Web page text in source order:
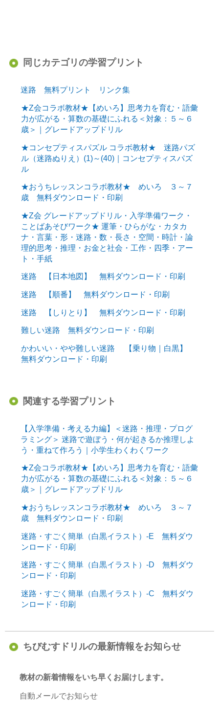
同じカテゴリの学習プリント
迷路 無料プリント リンク集
★Z会コラボ教材★【めいろ】思考力を育む・語彙
力が広がる・算数の基礎にふれる＜対象：５～６
歳＞｜グレードアップドリル
★コンセプティスパズル コラボ教材★ 迷路パズ
ル（迷路ぬりえ）(1)～(40)｜コンセプティスパズ
ル
★おうちレッスンコラボ教材★ めいろ ３～７
歳 無料ダウンロード・印刷
★Z会 グレードアップドリル・入学準備ワーク・
ことばあそびワーク★ 運筆・ひらがな・カタカ
ナ・言葉・形・迷路・数・長さ・空間・時計・論
理的思考・推理・お金と社会・工作・四季・アー
ト・手紙
迷路 【日本地図】 無料ダウンロード・印刷
迷路 【順番】 無料ダウンロード・印刷
迷路 【しりとり】 無料ダウンロード・印刷
難しい迷路 無料ダウンロード・印刷
かわいい・やや難しい迷路 【乗り物｜白黒】
無料ダウンロード・印刷
関連する学習プリント
【入学準備・考える力編】＜迷路・推理・プログ
ラミング＞ 迷路で遊ぼう・何が起きるか推理しよ
う・重ねて作ろう｜小学生わくわくワーク
★Z会コラボ教材★【めいろ】思考力を育む・語彙
力が広がる・算数の基礎にふれる＜対象：５～６
歳＞｜グレードアップドリル
★おうちレッスンコラボ教材★ めいろ ３～７
歳 無料ダウンロード・印刷
迷路・すごく簡単（白黒イラスト）-E 無料ダウ
ンロード・印刷
迷路・すごく簡単（白黒イラスト）-D 無料ダウ
ンロード・印刷
迷路・すごく簡単（白黒イラスト）-C 無料ダウ
ンロード・印刷
ちびむすドリルの最新情報をお知らせ
教材の新着情報をいち早くお届けします。
自動メールでお知らせ